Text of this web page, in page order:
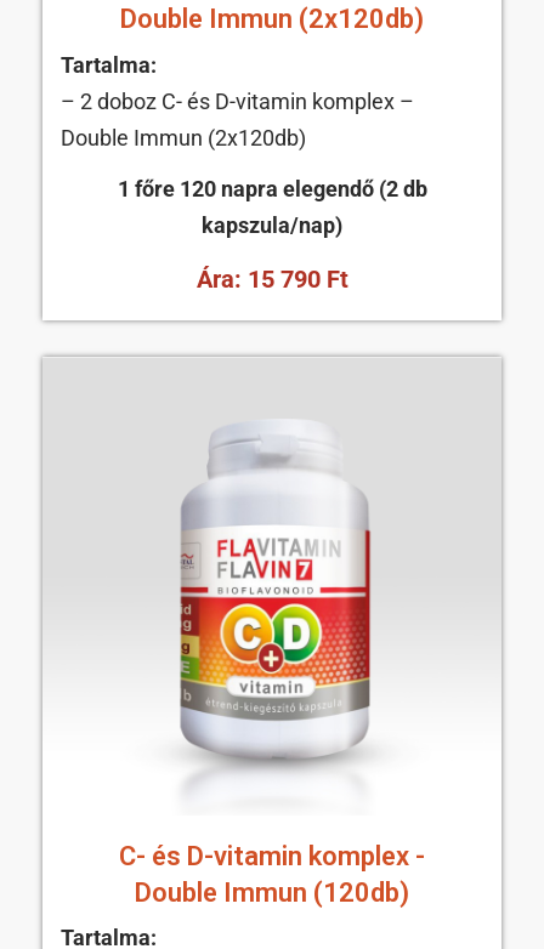
Double Immun (2x120db)
Tartalma:
– 2 doboz C- és D-vitamin komplex –
Double Immun (2x120db)
1 főre 120 napra elegendő (2 db
kapszula/nap)
Ára: 15 790 Ft
C- és D-vitamin komplex -
Double Immun (120db)
Tartalma: